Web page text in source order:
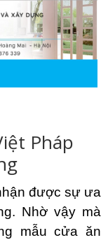
Pháp
được sự ưa
Nhờ vậy mà
mẫu cửa ăn